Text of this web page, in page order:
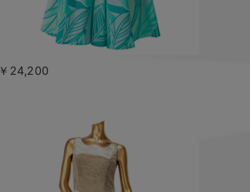
￥24,200